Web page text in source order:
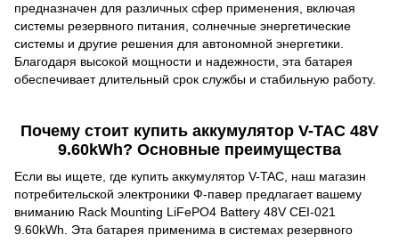
предназначен для различных сфер применения, включая
системы резервного питания, солнечные энергетические
системы и другие решения для автономной энергетики.
Благодаря высокой мощности и надежности, эта батарея
обеспечивает длительный срок службы и стабильную работу.
Почему стоит купить аккумулятор V-TAC 48V
9.60kWh? Основные преимущества
Если вы ищете, где купить аккумулятор V-TAC, наш магазин
потребительской электроники Ф-павер предлагает вашему
вниманию Rack Mounting LiFePO4 Battery 48V CEI-021
9.60kWh. Эта батарея применима в системах резервного